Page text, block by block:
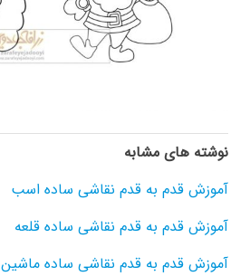
نوشته های مشابه
آموزش قدم به قدم نقاشی ساده اسب
آموزش قدم به قدم نقاشی ساده قلعه
آموزش قدم به قدم نقاشی ساده ماشین